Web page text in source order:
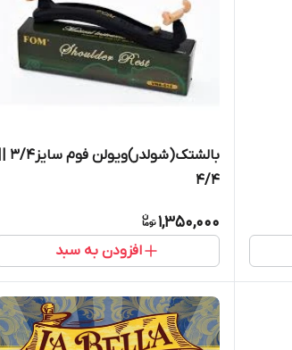
۴/۴
1,350,000
افزودن به سبد